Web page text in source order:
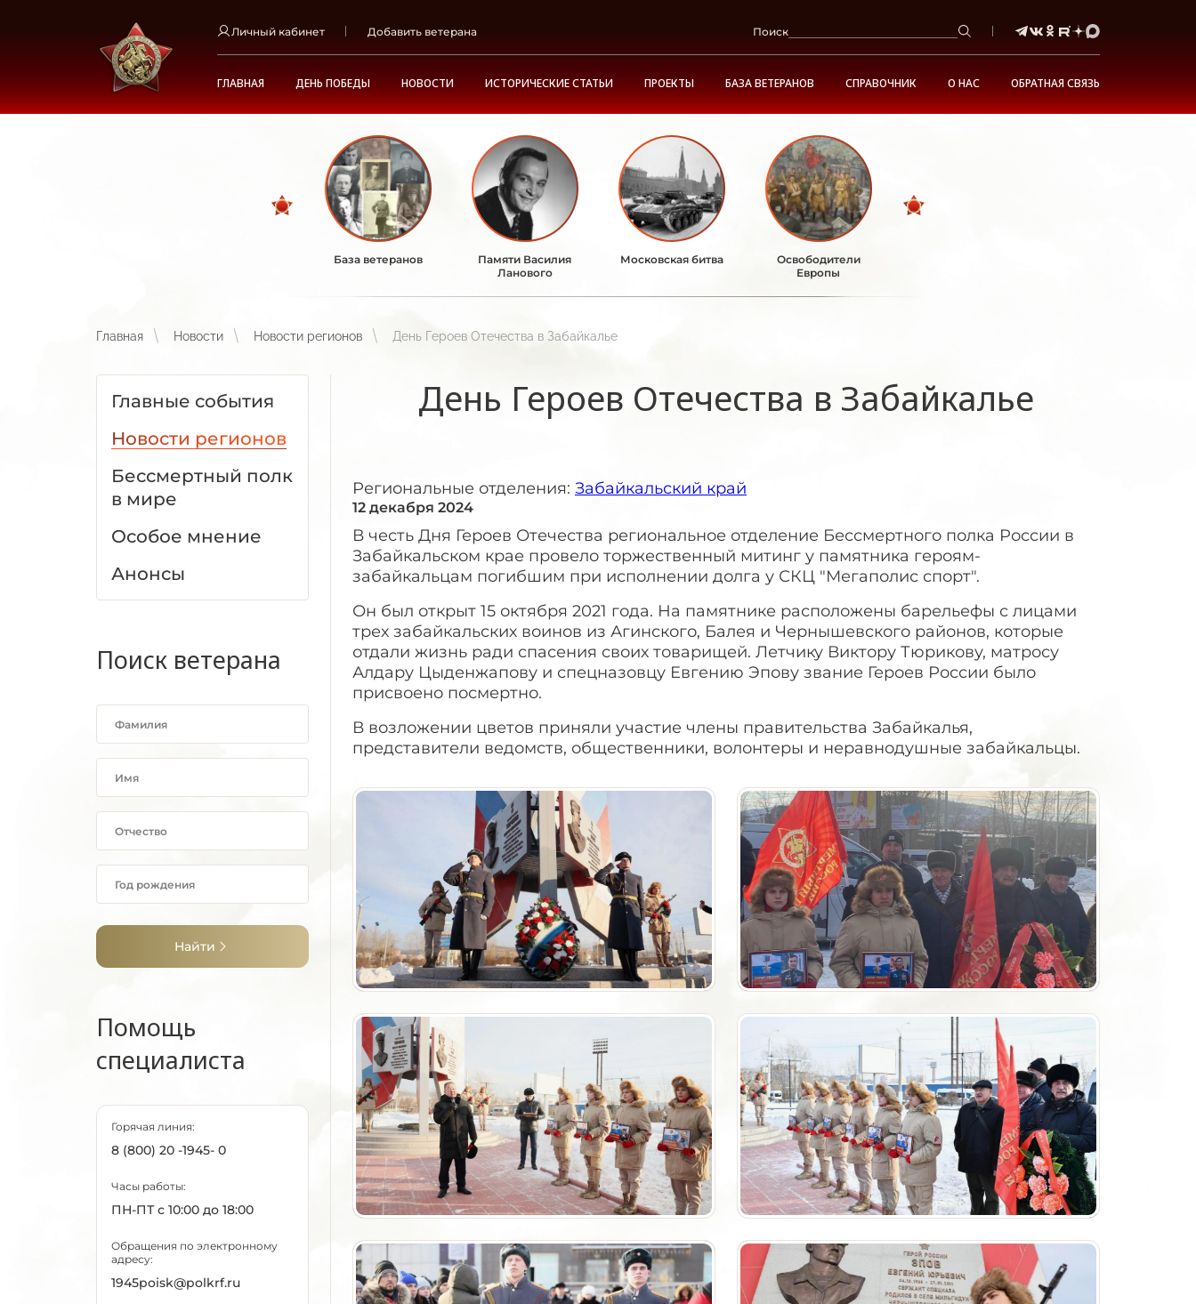
Личный кабинет Добавить ветерана Поиск
ГЛАВНАЯ ДЕНЬ ПОБЕДЫ НОВОСТИ ИСТОРИЧЕСКИЕ СТАТЬИ ПРОЕКТЫ БАЗА ВЕТЕРАНОВ СПРАВОЧНИК О НАС ОБРАТНАЯ СВЯЗЬ
База ветеранов
Памяти Василия
Ланового
Московская битва
Освободители
Европы
Главная Новости Новости регионов День Героев Отечества в Забайкалье
Главные события
Новости регионов
Бессмертный полк
в мире
Особое мнение
Анонсы
Поиск ветерана
Найти
Помощь
специалиста
Горячая линия:
8 (800) 20 -1945- 0
Часы работы:
ПН-ПТ с 10:00 до 18:00
Обращения по электронному
адресу:
1945poisk@polkrf.ru
День Героев Отечества в Забайкалье
Региональные отделения: Забайкальский край
12 декабря 2024
В честь Дня Героев Отечества региональное отделение Бессмертного полка России в
Забайкальском крае провело торжественный митинг у памятника героям-
забайкальцам погибшим при исполнении долга у СКЦ "Мегаполис спорт".
Он был открыт 15 октября 2021 года. На памятнике расположены барельефы с лицами
трех забайкальских воинов из Агинского, Балея и Чернышевского районов, которые
отдали жизнь ради спасения своих товарищей. Летчику Виктору Тюрикову, матросу
Алдару Цыденжапову и спецназовцу Евгению Эпову звание Героев России было
присвоено посмертно.
В возложении цветов приняли участие члены правительства Забайкалья,
представители ведомств, общественники, волонтеры и неравнодушные забайкальцы.